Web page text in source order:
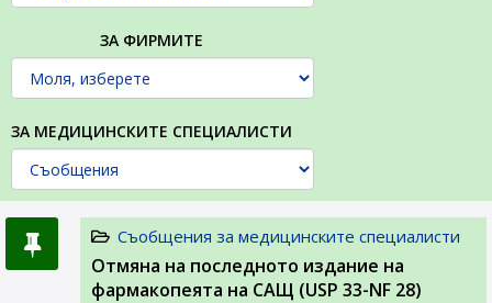
ЗА ФИРМИТЕ
ЗА МЕДИЦИНСКИТЕ СПЕЦИАЛИСТИ
Съобщения за медицинските специалисти
Отмяна на последното издание на
фармакопеята на САЩ (USP 33-NF 28)